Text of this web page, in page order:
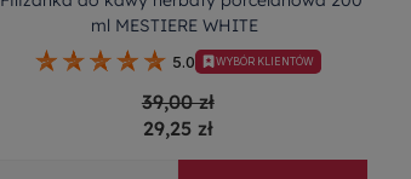
ml MESTIERE WHITE
5.0 WYBÓR KLIENTÓW
39,00 zł
29,25 zł